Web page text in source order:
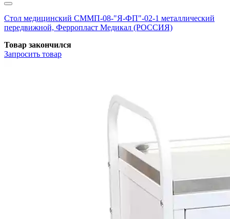
Стол медицинский СММП-08-"Я-ФП"-02-1 металлический
передвижной, Ферропласт Медикал (РОССИЯ)
Товар закончился
Запросить товар